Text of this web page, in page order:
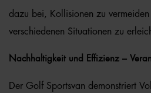
dazu bei, Kollisionen zu
verschiedenen Situationen zu
Nachhaltigkeit und Effizienz –
Der Golf Sportsvan demonstriert